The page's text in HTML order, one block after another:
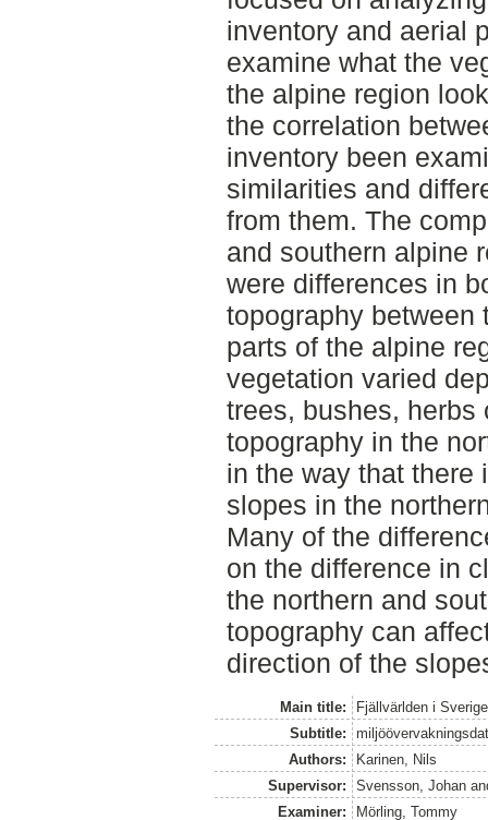
inventory and aerial
examine what the
the alpine region
the correlation
inventory been
similarities and
from them. The
and southern alpine
were differences in
topography between
parts of the alpine
vegetation varied
trees, bushes, herbs
topography in the
in the way that there
slopes in the
Many of the
on the difference in
the northern and
topography can
direction of the
Main title:
Fjällvärlden i
Subtitle:
Authors:
Karinen, Nils
Supervisor:
Svensson, Johan
Examiner:
Mörling, Tommy